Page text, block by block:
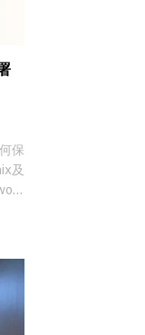
過
。
頭
連
外
台
大
外
，
as-
保
及